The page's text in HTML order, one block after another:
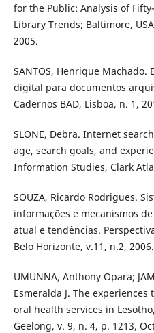
for the Public: Analysis of
Library Trends; Baltimore,
2005.
SANTOS, Henrique Machado.
digital para documentos
Cadernos BAD, Lisboa, n. 1,
SLONE, Debra. Internet
age, search goals, and
Information Studies, Clark
SOUZA, Ricardo Rodrigues.
informações e mecanismos
atual e tendências.
Belo Horizonte, v.11, n.2, 2006.
UMUNNA, Anthony Opara;
Esmeralda J. The
oral health services in
Geelong, v. 9, n. 4, p. 1213,